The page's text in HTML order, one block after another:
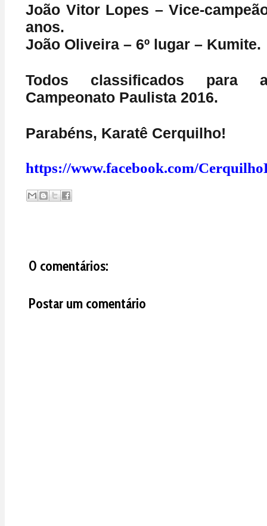
João Vitor Lopes – Vice-
anos.
João Oliveira – 6º lugar – Kumite.
Todos classificados
Campeonato Paulista 2016.
Parabéns, Karatê Cerquilho!
https://www.facebook.com/
0 comentários:
Postar um comentário